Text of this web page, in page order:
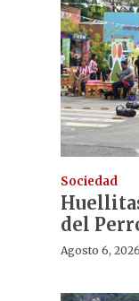
Sociedad
del
Agosto 6,